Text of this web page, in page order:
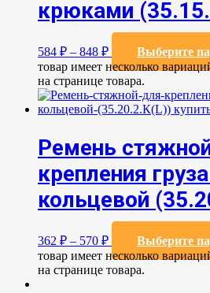
крюками
584 ₽ – 848 ₽ Выберите
товар имеет несколько
на странице товара.
Ремень
крепления
кольцевой
362 ₽ – 570 ₽ Выберите
товар имеет несколько
на странице товара.